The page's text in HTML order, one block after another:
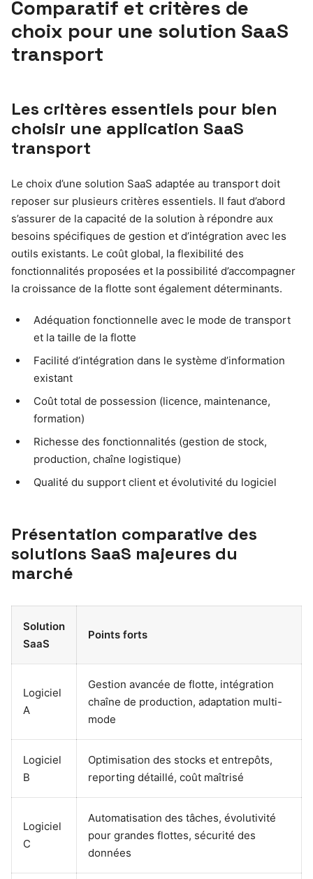
Comparatif et critères de
choix pour une solution SaaS
transport
Les critères essentiels pour bien
choisir une application SaaS
transport
Le choix d’une solution SaaS adaptée au transport doit
reposer sur plusieurs critères essentiels. Il faut d’abord
s’assurer de la capacité de la solution à répondre aux
besoins spécifiques de gestion et d’intégration avec les
outils existants. Le coût global, la flexibilité des
fonctionnalités proposées et la possibilité d’accompagner
la croissance de la flotte sont également déterminants.
Adéquation fonctionnelle avec le mode de transport
et la taille de la flotte
Facilité d’intégration dans le système d’information
existant
Coût total de possession (licence, maintenance,
formation)
Richesse des fonctionnalités (gestion de stock,
production, chaîne logistique)
Qualité du support client et évolutivité du logiciel
Présentation comparative des
solutions SaaS majeures du
marché
Solution
SaaS
Points forts
Logiciel
A
Gestion avancée de flotte, intégration
chaîne de production, adaptation multi-
mode
Logiciel
B
Optimisation des stocks et entrepôts,
reporting détaillé, coût maîtrisé
Logiciel
C
Automatisation des tâches, évolutivité
pour grandes flottes, sécurité des
données